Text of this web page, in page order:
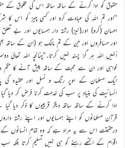
حقوق کو ادا کرنے کے ساتھ ساتھ اس کی مخلوق کے
’’اور تم اللہ کی عبادت کرو اور کسی چیز کو اس
احسان (کرو) اور(نیز) رشتہ دار ہمسایوں اور بے تعلق
اور مسافروں اور جن کے تم مالک ہو (ان کے ساتھ
اُنہیں اللہ ہر گز پسند نہیں کرتا۔‘‘چنانچہ اللہ
خواہی اور ان سے محبت کے ساتھ پیش آنے کا حکم
ایک مسلمان کے اوپر رنگ و نسل اور عقیدہ کی
انسانیت کی بنیاد پر سب کی خدمت کرنا فرض کر
ادا کرنے کے ساتھ ساتھ دیگر قریبیوں کا ذکر دیا
قرآن مسلمانوں کو اپنے ہمسایوں اور اپنے رشتہ
درحقیقت اس سے یہ مراد ہے کہ وہ تمام انسانوں
اقوام کے اکٹھے رہنے کو ہی نہیں تسلیم کرتا